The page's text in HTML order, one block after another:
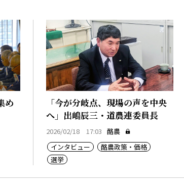
め
「今が分岐点、現場の声を中央
へ」出嶋辰三・道農連委員長
2026/02/18 17:03 酪農
インタビュー
酪農政策・価格
選挙